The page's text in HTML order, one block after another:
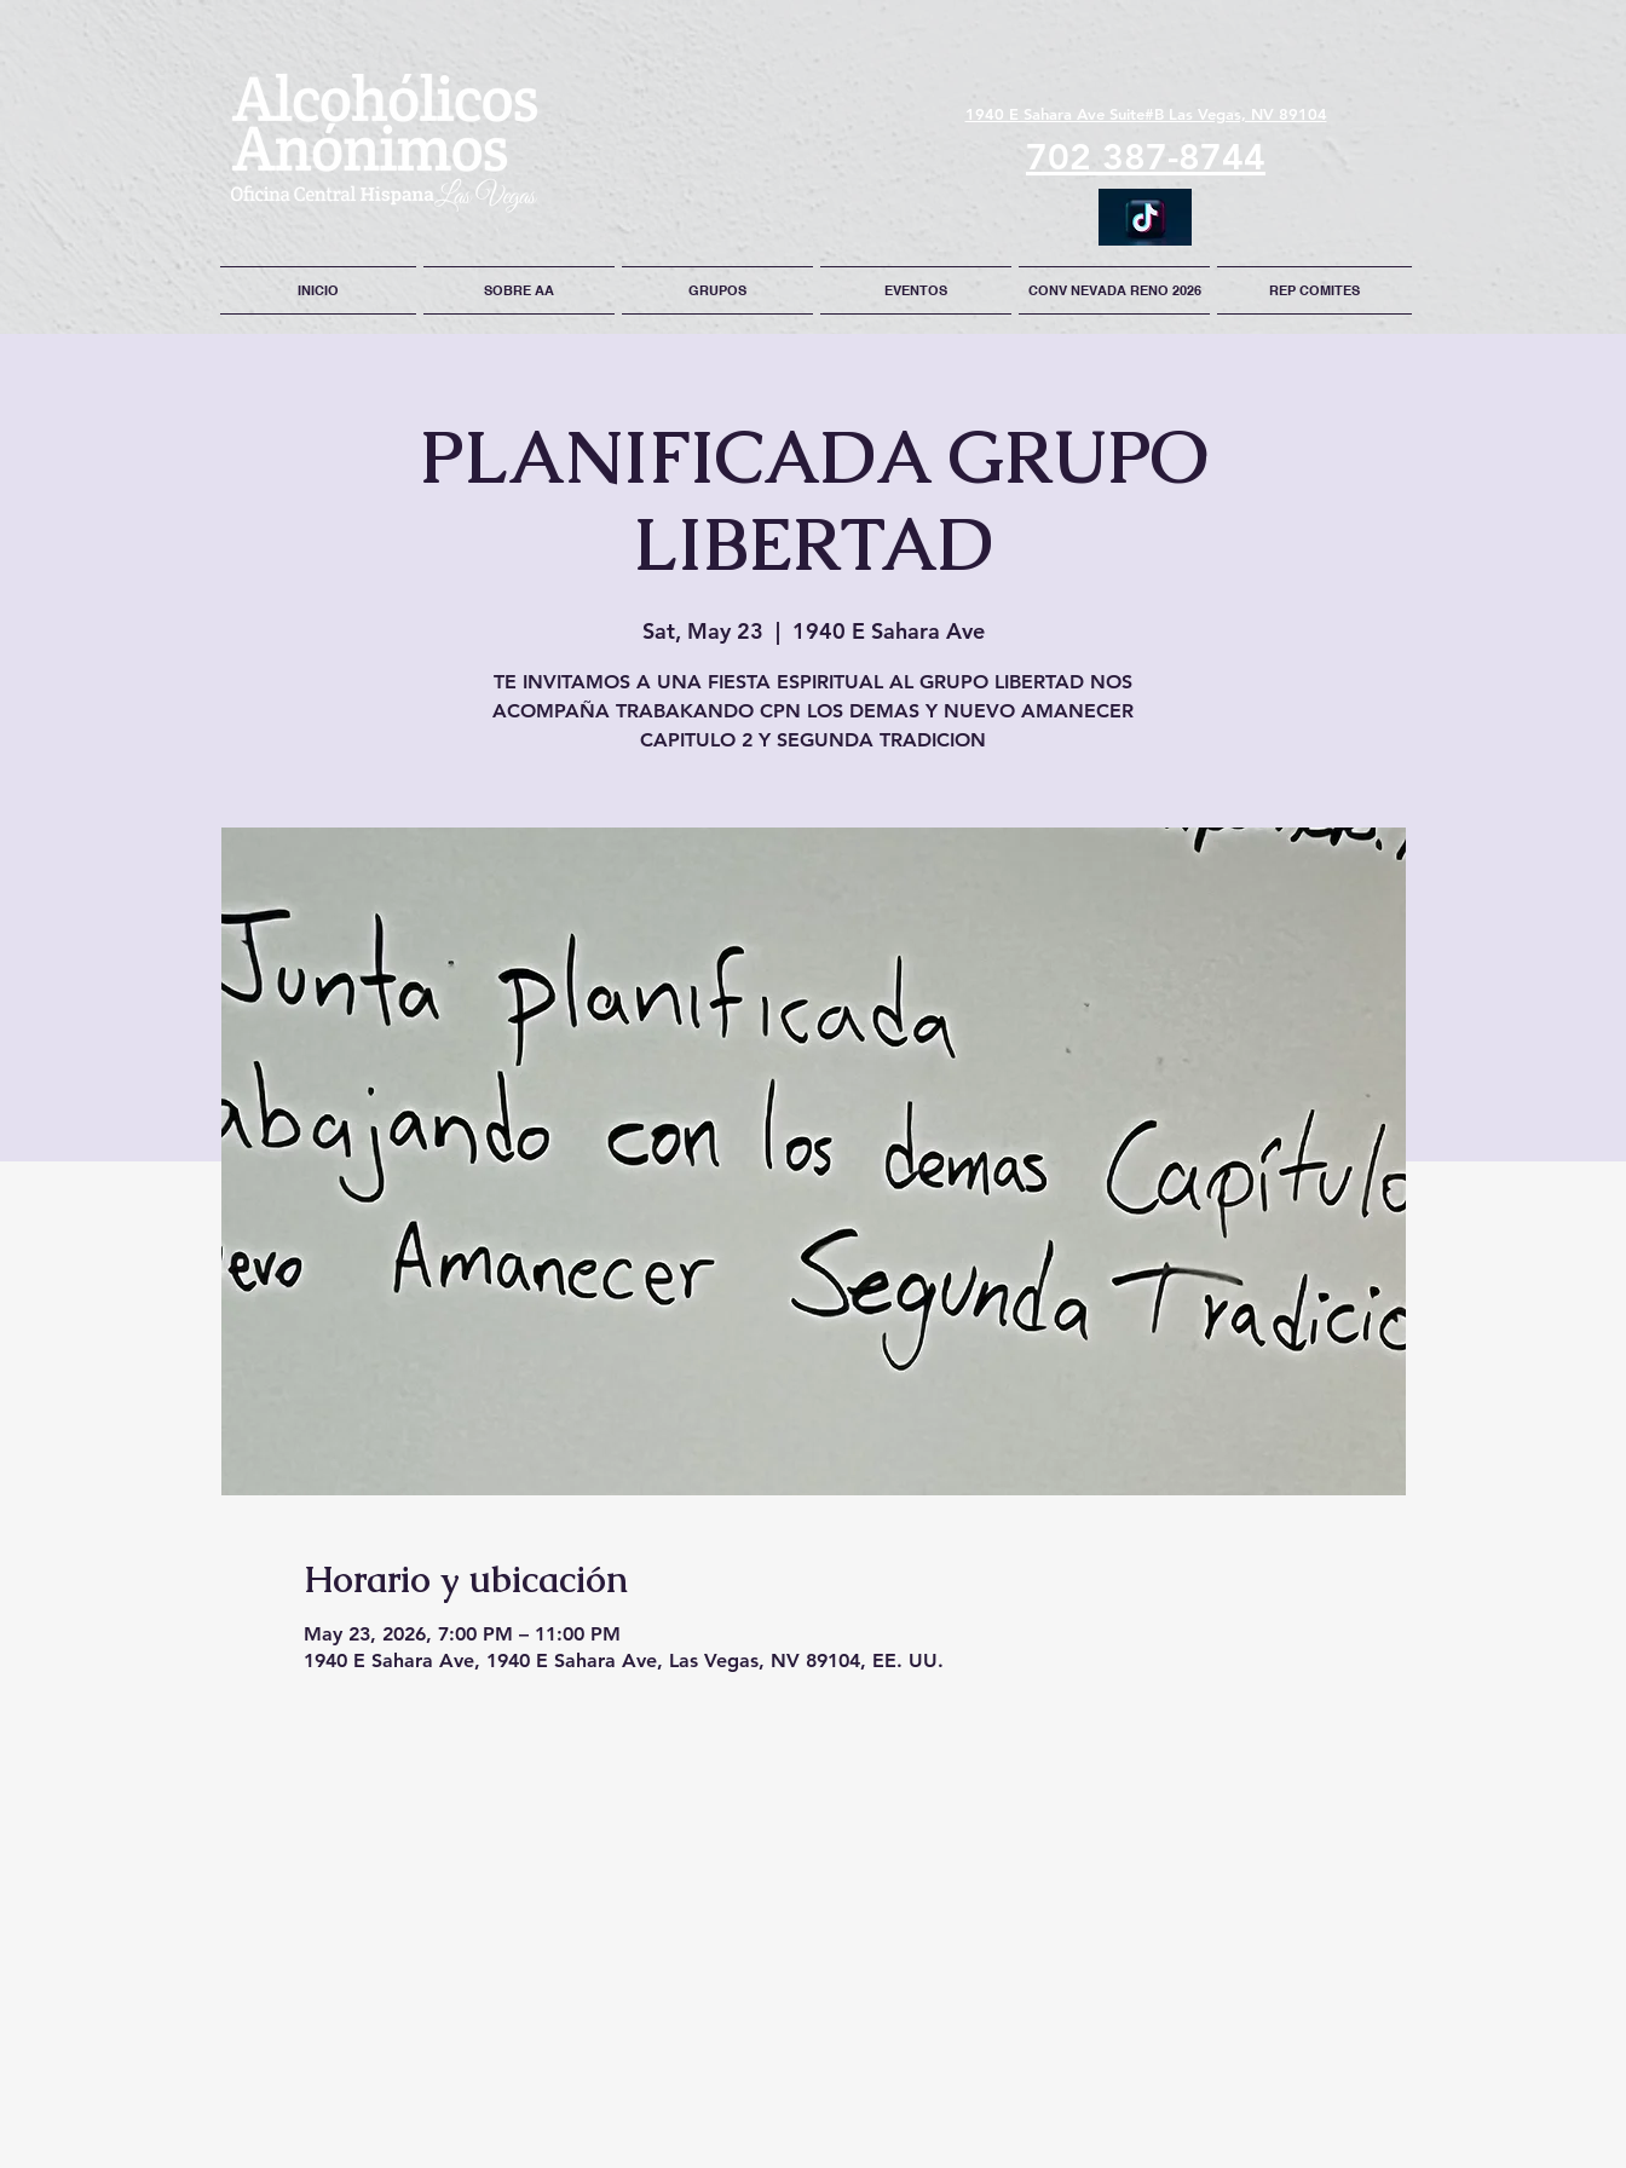
1940 E Sahara Ave Suite#B Las Vegas, NV 89104
702 387-8744
INICIO SOBRE AA GRUPOS EVENTOS CONV NEVADA RENO 2026 REP COMITES
PLANIFICADA GRUPO
LIBERTAD
Sat, May 23
  |
1940 E Sahara Ave
TE INVITAMOS A UNA FIESTA ESPIRITUAL AL GRUPO LIBERTAD NOS
ACOMPAÑA TRABAKANDO CPN LOS DEMAS Y NUEVO AMANECER
CAPITULO 2 Y SEGUNDA TRADICION
Horario y ubicación
May 23, 2026, 7:00 PM – 11:00 PM
1940 E Sahara Ave, 1940 E Sahara Ave, Las Vegas, NV 89104, EE. UU.